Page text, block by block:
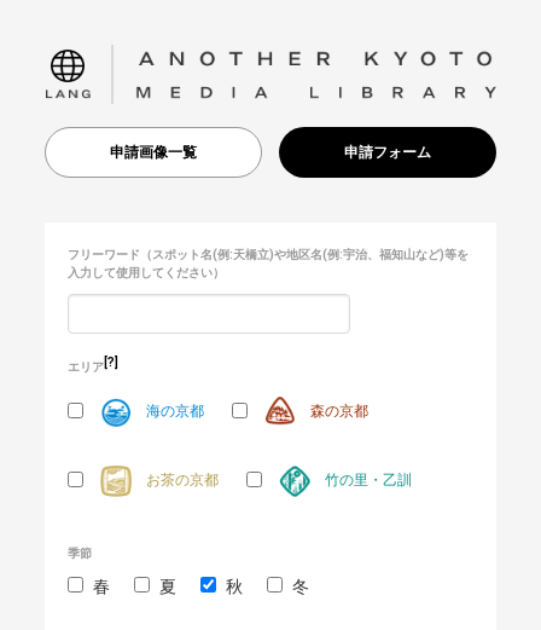
language
申請画像一覧 申請フォーム
フリーワード （スポット名(例:天橋立)や地区名(例:宇治、福知山など)等を
入力して使用してください）
エリア[?]
海の京都 森の京都
お茶の京都 竹の里・乙訓
季節
春 夏 秋 冬